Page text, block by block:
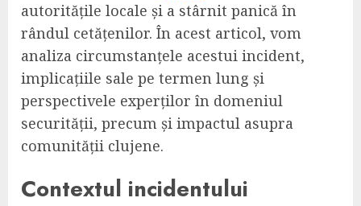
autoritățile locale și a stârnit panică în
rândul cetățenilor. În acest articol, vom
analiza circumstanțele acestui incident,
implicațiile sale pe termen lung și
perspectivele experților în domeniul
securității, precum și impactul asupra
comunității clujene.
Contextul incidentului